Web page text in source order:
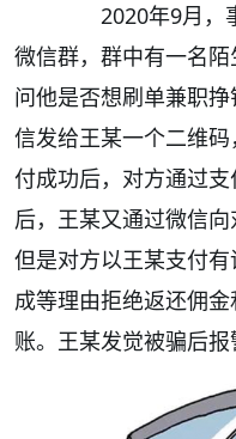
2020年9月，
微信群，群中有一名
问他是否想刷单兼职
信发给王某一个二维
付成功后，对方通过
后，王某又通过微信向
但是对方以王某支付
成等理由拒绝返还佣
账。王某发觉被骗后报